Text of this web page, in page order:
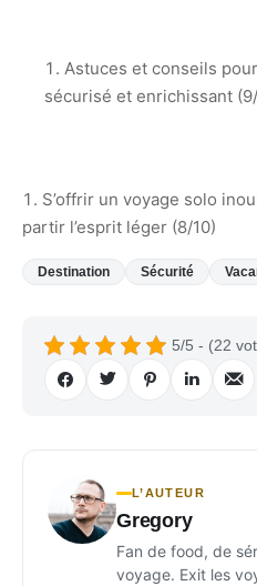
Astuces et conseils
sécurisé et enrichissant
S’offrir un voyage solo
partir l’esprit léger (8/10)
Destination Sécurité
5/5 - (22
L’AUTEUR
Gregory
Fan de food, de
voyage. Exit les